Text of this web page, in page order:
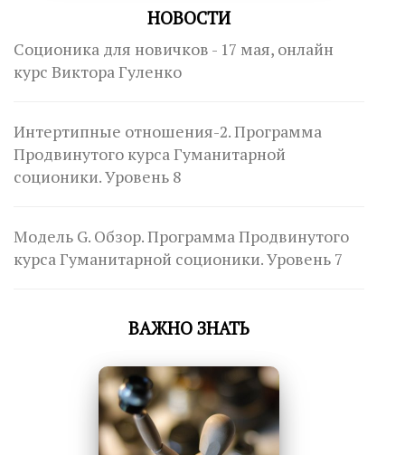
НОВОСТИ
Соционика для новичков - 17 мая, онлайн
курс Виктора Гуленко
Интертипные отношения-2. Программа
Продвинутого курса Гуманитарной
соционики. Уровень 8
Модель G. Обзор. Программа Продвинутого
курса Гуманитарной соционики. Уровень 7
ВАЖНО ЗНАТЬ